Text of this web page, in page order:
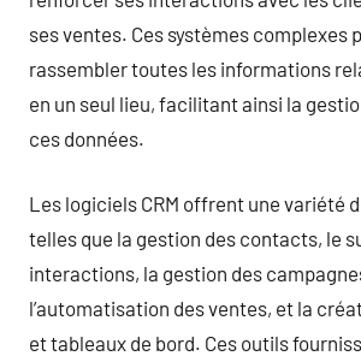
ses ventes. Ces systèmes complexes
rassembler toutes les informations
en un seul lieu, facilitant ainsi la
ces données.
Les logiciels CRM offrent une variété
telles que la gestion des contacts, le
interactions, la gestion des
l’automatisation des ventes, et la
et tableaux de bord. Ces outils